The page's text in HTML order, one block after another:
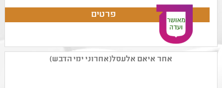
אחר איאם אלעסל(אחרוני ימי הדבש)